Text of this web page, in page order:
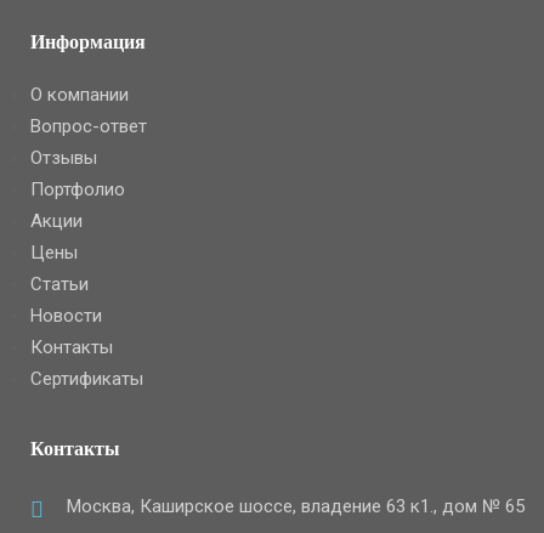
Информация
О компании
Вопрос-ответ
Отзывы
Портфолио
Акции
Цены
Статьи
Новости
Контакты
Сертификаты
Контакты
Москва, Каширское шоссе, владение 63 к1., дом № 65